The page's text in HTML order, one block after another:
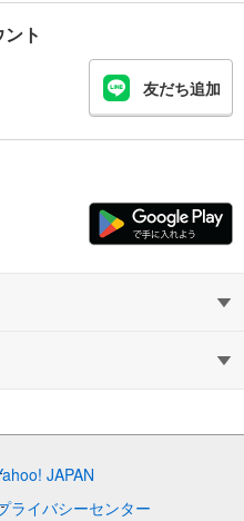
ト
友だち追加
中古一戸建て
JAPAN
ライバシーセンター